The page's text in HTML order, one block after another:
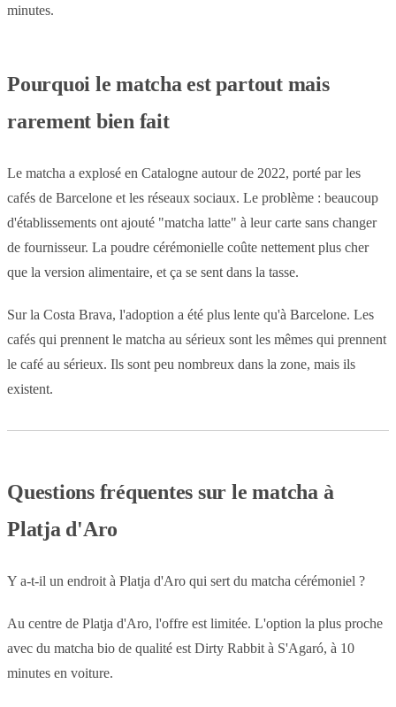
minutes.
Pourquoi le matcha est partout mais
rarement bien fait
Le matcha a explosé en Catalogne autour de 2022, porté par les
cafés de Barcelone et les réseaux sociaux. Le problème : beaucoup
d'établissements ont ajouté "matcha latte" à leur carte sans changer
de fournisseur. La poudre cérémonielle coûte nettement plus cher
que la version alimentaire, et ça se sent dans la tasse.
Sur la Costa Brava, l'adoption a été plus lente qu'à Barcelone. Les
cafés qui prennent le matcha au sérieux sont les mêmes qui prennent
le café au sérieux. Ils sont peu nombreux dans la zone, mais ils
existent.
Questions fréquentes sur le matcha à
Platja d'Aro
Y a-t-il un endroit à Platja d'Aro qui sert du matcha cérémoniel ?
Au centre de Platja d'Aro, l'offre est limitée. L'option la plus proche
avec du matcha bio de qualité est Dirty Rabbit à S'Agaró, à 10
minutes en voiture.